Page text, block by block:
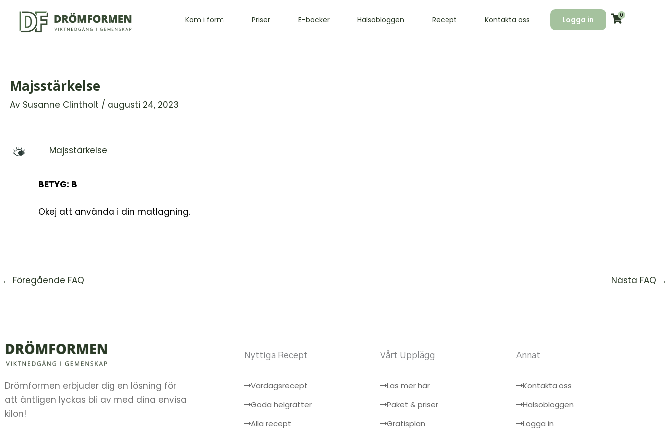
innehåll
Kom i form Priser E-böcker Hälsobloggen Recept Kontakta oss Logga in 0
Majsstärkelse
Av Susanne Clintholt / augusti 24, 2023
M Majsstärkelse
BETYG: B
Okej att använda i din matlagning.
← Föregående FAQ Nästa FAQ →
Drömformen erbjuder dig en lösning för
att äntligen lyckas bli av med dina envisa
kilon!
Nyttiga Recept
Vardagsrecept
Goda helgrätter
Alla recept
Vårt Upplägg
Läs mer här
Paket & priser
Gratisplan
Annat
Kontakta oss
Hälsobloggen
Logga in